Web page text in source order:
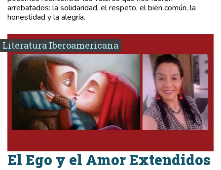
arrebatados: la solidaridad, el respeto, el bien común, la
honestidad y la alegría.
Literatura Iberoamericana
El Ego y el Amor Extendidos